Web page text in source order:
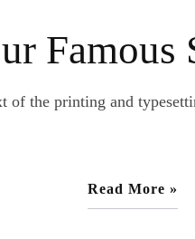
Famous
the printing and
Read More »